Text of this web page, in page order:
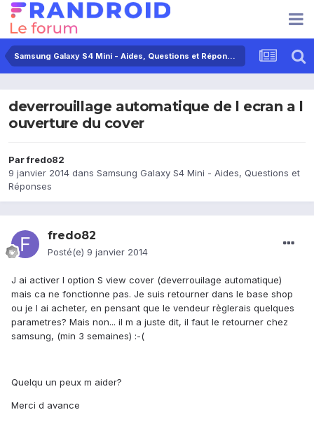
Samsung Galaxy S4 Mini - Aides, Questions et Réponses
deverrouillage automatique de l ecran a l
ouverture du cover
Parfredo82
9 janvier 2014 dans Samsung Galaxy S4 Mini - Aides, Questions et
Réponses
fredo82
Posté(e) 9 janvier 2014
J ai activer l option S view cover (deverrouilage automatique)
mais ca ne fonctionne pas. Je suis retourner dans le base shop
ou je l ai acheter, en pensant que le vendeur règlerais quelques
parametres? Mais non... il m a juste dit, il faut le retourner chez
samsung, (min 3 semaines) :-(
Quelqu un peux m aider?
Merci d avance